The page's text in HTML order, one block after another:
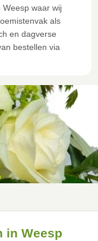
waar wij
als
en dagverse
bestellen via
in Weesp